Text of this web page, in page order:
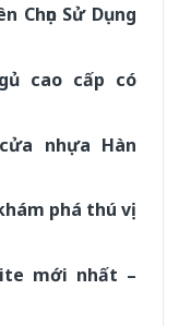
Chọn Sử Dụng
cao cấp có
nhựa Hàn
phá thú vị
mới nhất –